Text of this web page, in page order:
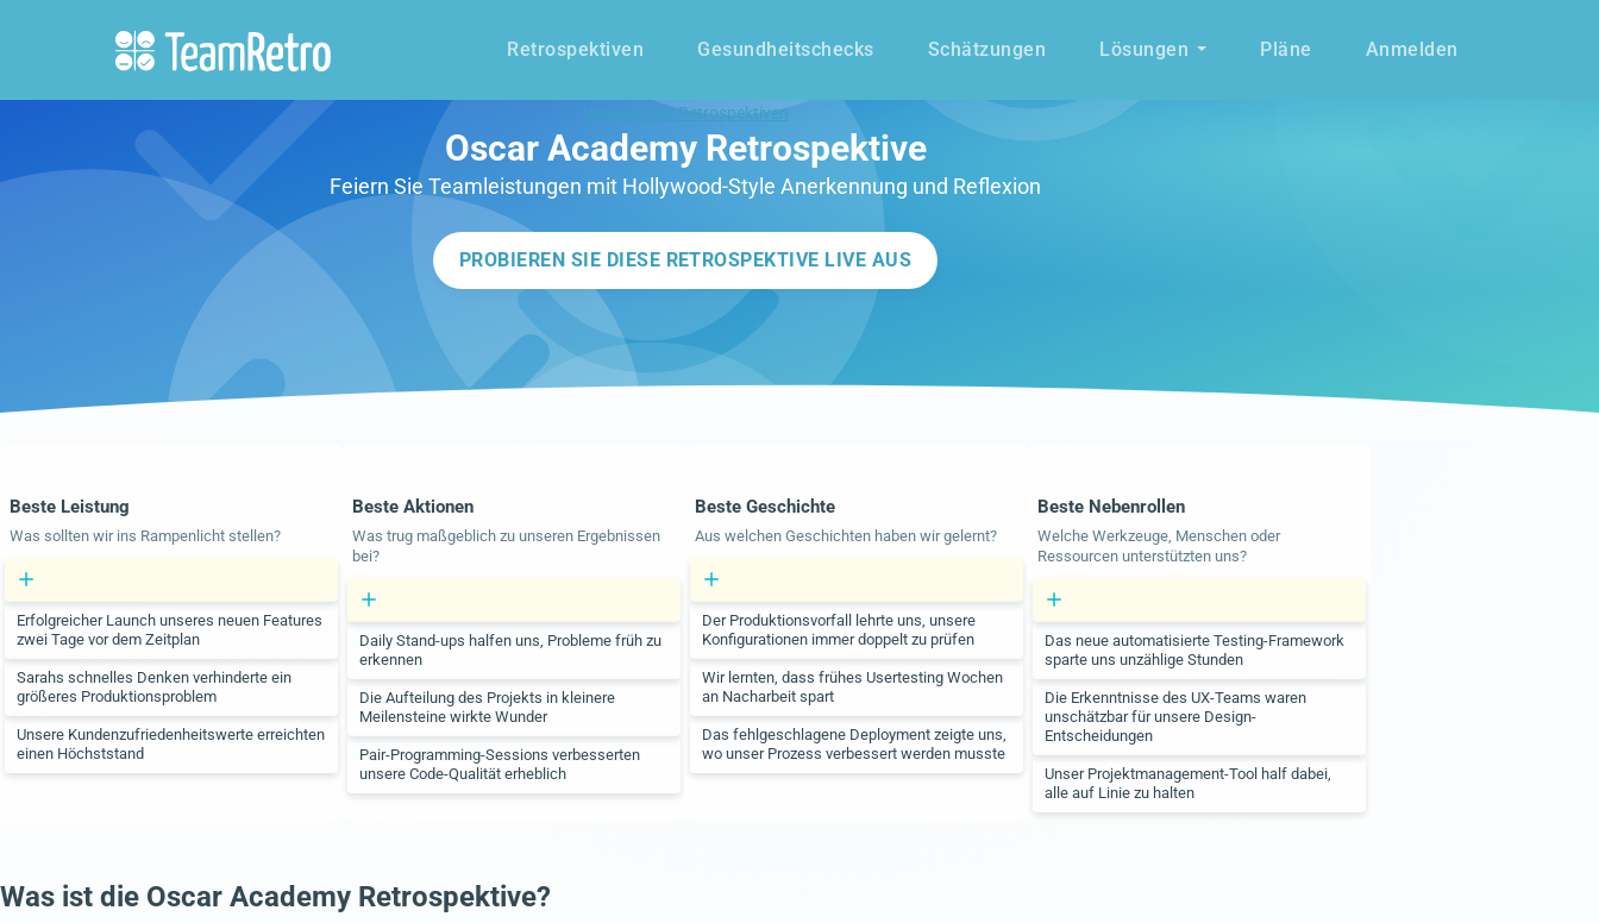
Retrospektiven Gesundheitschecks Schätzungen Lösungen Pläne Anmelden
Vorlagen für Retrospektiven
Oscar Academy Retrospektive
Feiern Sie Teamleistungen mit Hollywood-Style Anerkennung und Reflexion
PROBIEREN SIE DIESE RETROSPEKTIVE LIVE AUS
Beste Leistung
Was sollten wir ins Rampenlicht stellen?
Erfolgreicher Launch unseres neuen Features
zwei Tage vor dem Zeitplan
Sarahs schnelles Denken verhinderte ein
größeres Produktionsproblem
Unsere Kundenzufriedenheitswerte erreichten
einen Höchststand
Beste Aktionen
Was trug maßgeblich zu unseren Ergebnissen
bei?
Daily Stand-ups halfen uns, Probleme früh zu
erkennen
Die Aufteilung des Projekts in kleinere
Meilensteine wirkte Wunder
Pair-Programming-Sessions verbesserten
unsere Code-Qualität erheblich
Beste Geschichte
Aus welchen Geschichten haben wir gelernt?
Der Produktionsvorfall lehrte uns, unsere
Konfigurationen immer doppelt zu prüfen
Wir lernten, dass frühes Usertesting Wochen
an Nacharbeit spart
Das fehlgeschlagene Deployment zeigte uns,
wo unser Prozess verbessert werden musste
Beste Nebenrollen
Welche Werkzeuge, Menschen oder
Ressourcen unterstützten uns?
Das neue automatisierte Testing-Framework
sparte uns unzählige Stunden
Die Erkenntnisse des UX-Teams waren
unschätzbar für unsere Design-
Entscheidungen
Unser Projektmanagement-Tool half dabei,
alle auf Linie zu halten
Was ist die Oscar Academy Retrospektive?